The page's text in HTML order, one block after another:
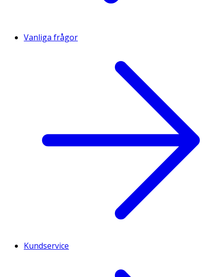
Vanliga frågor
Kundservice